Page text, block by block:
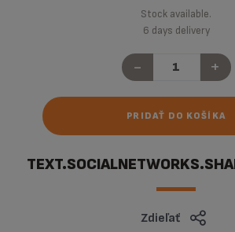
Stock available.
6 days delivery
- +
PRIDAŤ DO KOŠÍKA
Zdieľať